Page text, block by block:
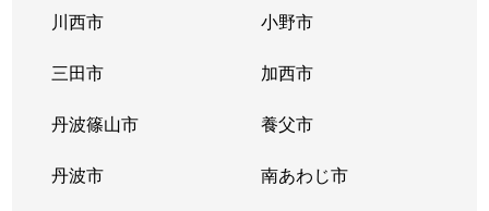
川西市 小野市
三田市 加西市
丹波篠山市 養父市
丹波市 南あわじ市